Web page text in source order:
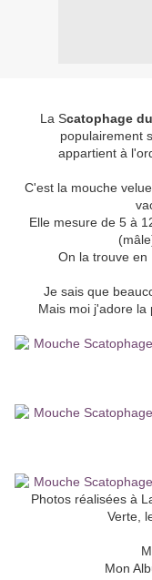
La Scatophage
populairement
appartient à
C'est la mouche
Elle mesure de 5 à
On la trouve en
Je sais que
Mais moi j'adore la
Photos réalisées à
Verte,
Mon